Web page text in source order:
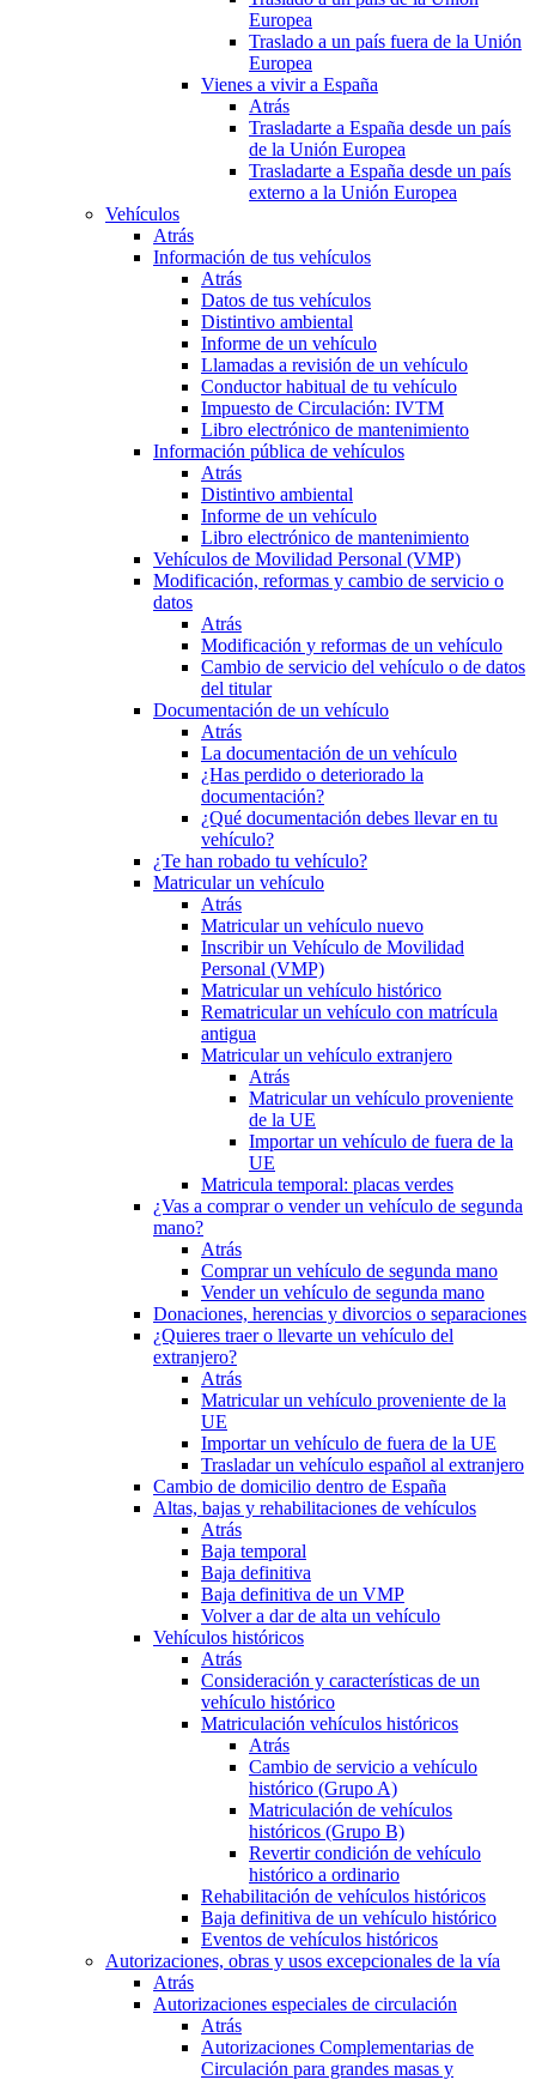
Europea
Traslado a un país fuera de la Unión
Europea
Vienes a vivir a España
Atrás
Trasladarte a España desde un país
de la Unión Europea
Trasladarte a España desde un país
externo a la Unión Europea
Vehículos
Atrás
Información de tus vehículos
Atrás
Datos de tus vehículos
Distintivo ambiental
Informe de un vehículo
Llamadas a revisión de un vehículo
Conductor habitual de tu vehículo
Impuesto de Circulación: IVTM
Libro electrónico de mantenimiento
Información pública de vehículos
Atrás
Distintivo ambiental
Informe de un vehículo
Libro electrónico de mantenimiento
Vehículos de Movilidad Personal (VMP)
Modificación, reformas y cambio de servicio o
datos
Atrás
Modificación y reformas de un vehículo
Cambio de servicio del vehículo o de datos
del titular
Documentación de un vehículo
Atrás
La documentación de un vehículo
¿Has perdido o deteriorado la
documentación?
¿Qué documentación debes llevar en tu
vehículo?
¿Te han robado tu vehículo?
Matricular un vehículo
Atrás
Matricular un vehículo nuevo
Inscribir un Vehículo de Movilidad
Personal (VMP)
Matricular un vehículo histórico
Rematricular un vehículo con matrícula
antigua
Matricular un vehículo extranjero
Atrás
Matricular un vehículo proveniente
de la UE
Importar un vehículo de fuera de la
UE
Matricula temporal: placas verdes
¿Vas a comprar o vender un vehículo de segunda
mano?
Atrás
Comprar un vehículo de segunda mano
Vender un vehículo de segunda mano
Donaciones, herencias y divorcios o separaciones
¿Quieres traer o llevarte un vehículo del
extranjero?
Atrás
Matricular un vehículo proveniente de la
UE
Importar un vehículo de fuera de la UE
Trasladar un vehículo español al extranjero
Cambio de domicilio dentro de España
Altas, bajas y rehabilitaciones de vehículos
Atrás
Baja temporal
Baja definitiva
Baja definitiva de un VMP
Volver a dar de alta un vehículo
Vehículos históricos
Atrás
Consideración y características de un
vehículo histórico
Matriculación vehículos históricos
Atrás
Cambio de servicio a vehículo
histórico (Grupo A)
Matriculación de vehículos
históricos (Grupo B)
Revertir condición de vehículo
histórico a ordinario
Rehabilitación de vehículos históricos
Baja definitiva de un vehículo histórico
Eventos de vehículos históricos
Autorizaciones, obras y usos excepcionales de la vía
Atrás
Autorizaciones especiales de circulación
Atrás
Autorizaciones Complementarias de
Circulación para grandes masas y